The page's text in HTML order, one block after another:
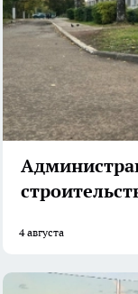
4 августа